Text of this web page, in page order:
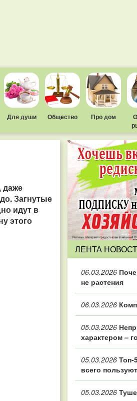
Для души Общество Про дом
даже
Загнутые
идут в
этого
ЛЕНТА
06.03.2026
не растения
06.03.2026
05.03.2026
характером –
05.03.2026
всего
05.03.2026